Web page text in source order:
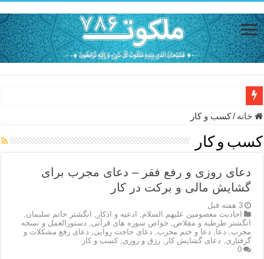
دعای حفظ جان خانواده از بلا در سفر – دعای دفع بلا در قرآن
دعای مجرب برای رفع گرفتاری – ذکر قوی برای جلوگیری از اندوه و
دعای حفظ جان عزیزان از بلا در سفر – دعا برای رفع حوادث بد روزانه
انواع ذکرهای الهی و خواص آن – مجرب ترین ذکرها برای برآوردن
دعای روزی و رفع فقر – دعای مجرب برای گشایش مالی و برکت در کار
دعای قوی برای حاجات دنیا و آخرت – حاجت روایی و رفع مشکلات
ختم سوره تکاثر برای جذب ثروت – خواص و برکات سوره تکاثر
خانه /کسب و کار
کسب و کار
دعای روزی و رفع فقر – دعای مجرب برای
گشایش مالی و برکت در کار
3 هفته قبل
احاديث معصومين عليهم السلام
ادعيه و اذكار انگشتر خاتم سلیمان
انگشتر طرطبه و مقلاص
خواص سوره های قرآنی
دستورالعمل و نسخه
مجرب
دعا دعا و ختم مجرب دعای حاجت روایی
دعای رفع مشکلات و
گرفتاری
دعای گشایش کار ,رزق و روزی ,کسب و کار
0